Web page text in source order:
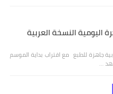
اليومية النسخة العربية
جاهزة للطبع مع اقتراب بداية الموسم